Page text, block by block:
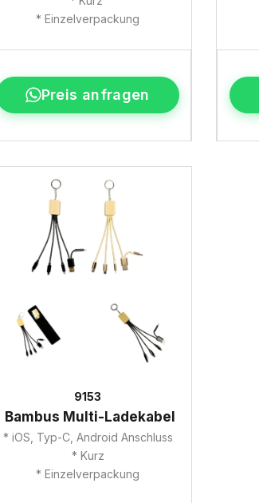
* Einzelverpackung
Preis anfragen
9153
Bambus Multi-Ladekabel
* iOS, Typ-C, Android Anschluss
* Kurz
* Einzelverpackung